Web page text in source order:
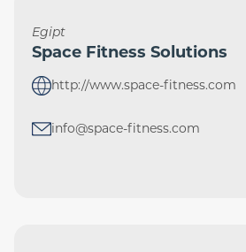
Egipt
Space Fitness Solutions
http://www.space-fitness.com
info@space-fitness.com